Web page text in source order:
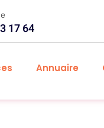
17 64
Annuaire